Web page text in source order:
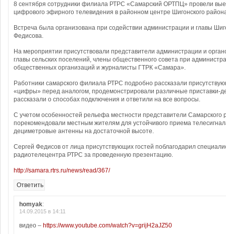
8 сентября сотрудники филиала РТРС «Самарский ОРТПЦ» провели
цифрового эфирного телевидения в районном центре Шигонского
Встреча была организована при содействии администрации и главы
Федисова.
На мероприятии присутствовали представители администрации и
главы сельских поселений, члены общественного совета при
общественных организаций и журналисты ГТРК «Самара».
Работники самарского филиала РТРС подробно рассказали
«цифры» перед аналогом, продемонстрировали различные приставки-
рассказали о способах подключения и ответили на все вопросы.
С учетом особенностей рельефа местности представители
порекомендовали местным жителям для устойчивого приема
дециметровые антенны на достаточной высоте.
Сергей Федисов от лица присутствующих гостей поблагодарил
радиотелецентра РТРС за проведенную презентацию.
http://samara.rtrs.ru/news/read/367/
Ответить
homyak:
14.09.2015 в 14:11
видео – https://www.youtube.com/watch?v=grijH2aJZ50